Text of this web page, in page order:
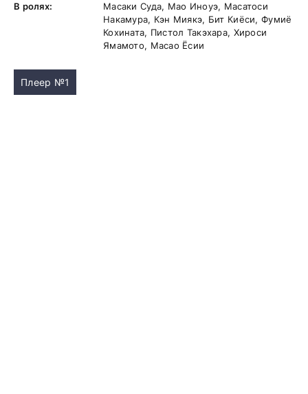
В ролях:
Масаки Суда, Мао Иноуэ, Масатоси
Накамура, Кэн Миякэ, Бит Киёси, Фумиё
Кохината, Пистол Такэхара, Хироси
Ямамото, Масао Ёсии
Плеер №1